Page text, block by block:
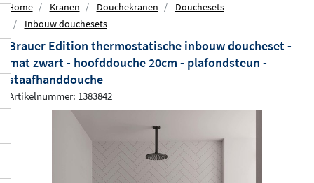
Home Kranen Douchekranen
Douchesets
Inbouw douchesets
Brauer Edition thermostatische inbouw doucheset -
mat zwart - hoofddouche 20cm - plafondsteun -
staafhanddouche
Artikelnummer: 1383842